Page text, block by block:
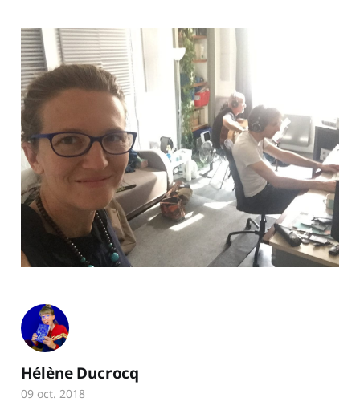
Hélène Ducrocq
09 oct. 2018